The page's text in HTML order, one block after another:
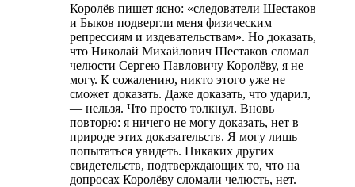
Королёв пишет ясно: «следователи Шестаков
и Быков подвергли меня физическим
репрессиям и издевательствам». Но доказать,
что Николай Михайлович Шестаков сломал
челюсти Сергею Павловичу Королёву, я не
могу. К сожалению, никто этого уже не
сможет доказать. Даже доказать, что ударил,
— нельзя. Что просто толкнул. Вновь
повторю: я ничего не могу доказать, нет в
природе этих доказательств. Я могу лишь
попытаться увидеть. Никаких других
свидетельств, подтверждающих то, что на
допросах Королёву сломали челюсть, нет.